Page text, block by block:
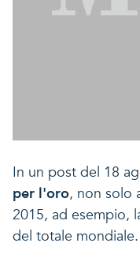
In un post del 18
per l'oro, non solo
2015, ad esempio,
del totale mondiale.